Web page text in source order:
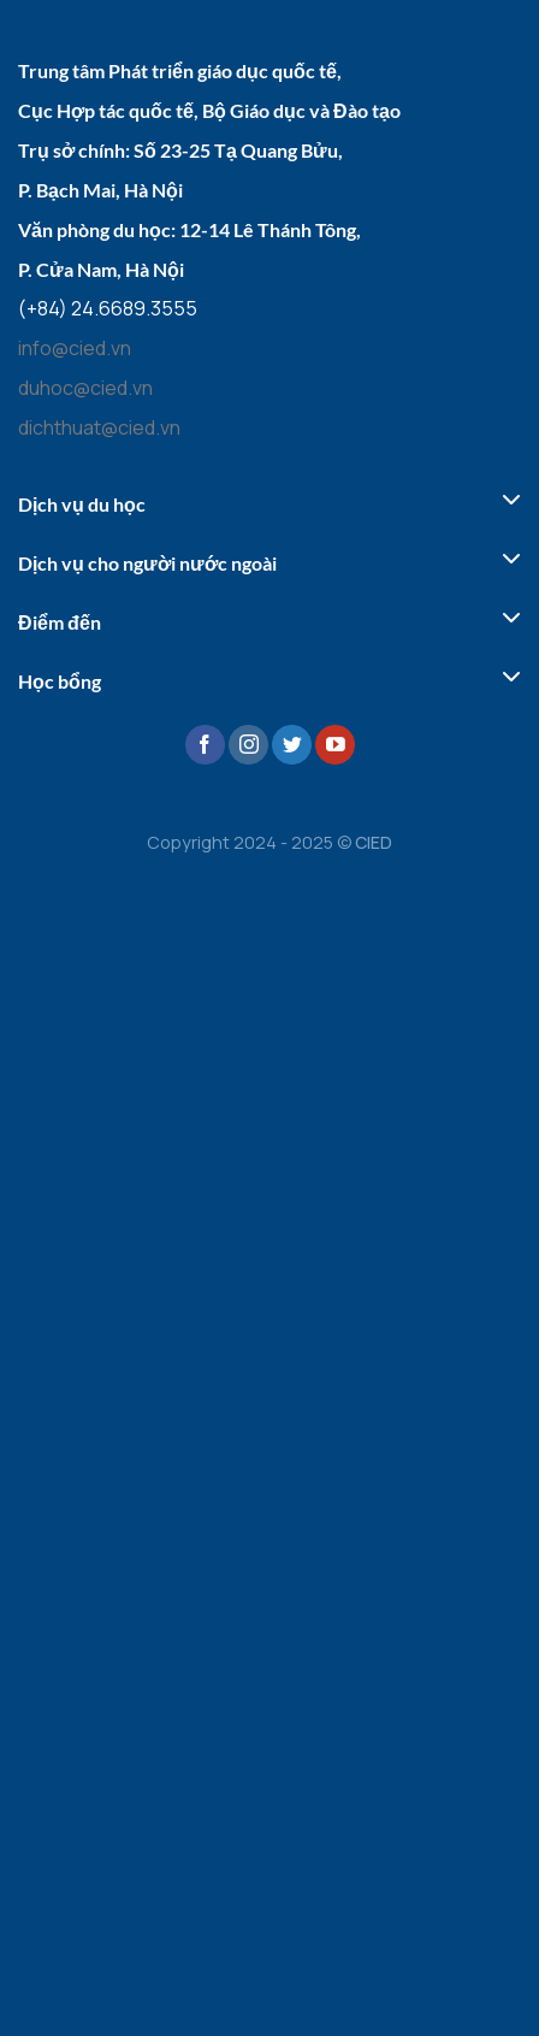
Trung tâm Phát triển giáo dục quốc tế,
Cục Hợp tác quốc tế, Bộ Giáo dục và Đào tạo
Trụ sở chính: Số 23-25 Tạ Quang Bửu,
P. Bạch Mai, Hà Nội
Văn phòng du học: 12-14 Lê Thánh Tông,
P. Cửa Nam, Hà Nội
(+84) 24.6689.3555
info@cied.vn
duhoc@cied.vn
dichthuat@cied.vn
Dịch vụ du học
Dịch vụ cho người nước ngoài
Điểm đến
Học bổng
Copyright 2024 - 2025 ©CIED